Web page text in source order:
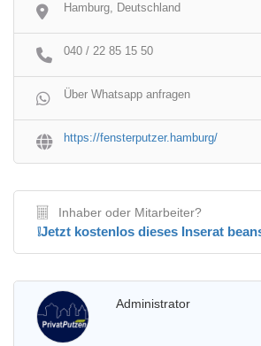
Hamburg, Deutschland
040 / 22 85 15 50
Über Whatsapp anfragen
https://fensterputzer.hamburg/
Inhaber oder Mitarbeiter?
❕Jetzt kostenlos dieses Inserat
Administrator